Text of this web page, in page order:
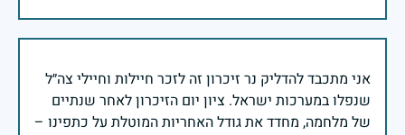
אני מתכבד להדליק נר זיכרון זה לזכר חיילות וחיילי צה״ל
שנפלו במערכות ישראל. ציון יום הזיכרון לאחר שנתיים
של מלחמה, מחדד את גודל האחריות המוטלת על כתפינו –